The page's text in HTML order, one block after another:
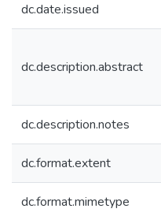
dc.date.issued
dc.description.abstract
dc.description.notes
dc.format.extent
dc.format.mimetype